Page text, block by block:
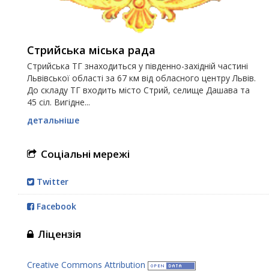
Стрийська міська рада
Стрийська ТГ знаходиться у південно-західній частині
Львівської області за 67 км від обласного центру Львів.
До складу ТГ входить місто Стрий, селище Дашава та
45 сіл. Вигідне...
детальніше
Соціальні мережі
Twitter
Facebook
Ліцензія
Creative Commons Attribution